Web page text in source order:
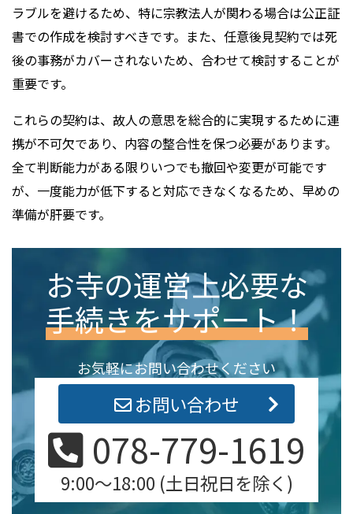
ラブルを避けるため、特に宗教法人が関わる場合は公正証
書での作成を検討すべきです。また、任意後見契約では死
後の事務がカバーされないため、合わせて検討することが
重要です。
これらの契約は、故人の意思を総合的に実現するために連
携が不可欠であり、内容の整合性を保つ必要があります。
全て判断能力がある限りいつでも撤回や変更が可能です
が、一度能力が低下すると対応できなくなるため、早めの
準備が肝要です。
お寺の運営上必要な
手続きをサポート！
お気軽にお問い合わせください
お問い合わせ
078-779-1619
9:00～18:00 (土日祝日を除く)